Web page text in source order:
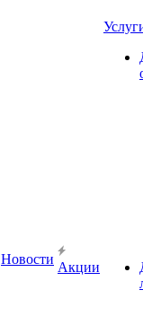
Новости
Акции